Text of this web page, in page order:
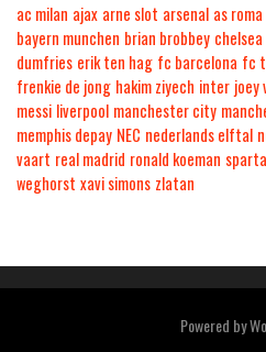
ac milan ajax arne slot arsenal as roma
bayern munchen brian brobbey chelsea
dumfries erik ten hag fc barcelona fc
frenkie de jong hakim ziyech inter joey
messi liverpool manchester city
memphis depay NEC nederlands elftal
vaart real madrid ronald koeman sparta
weghorst xavi simons zlatan
Powered by